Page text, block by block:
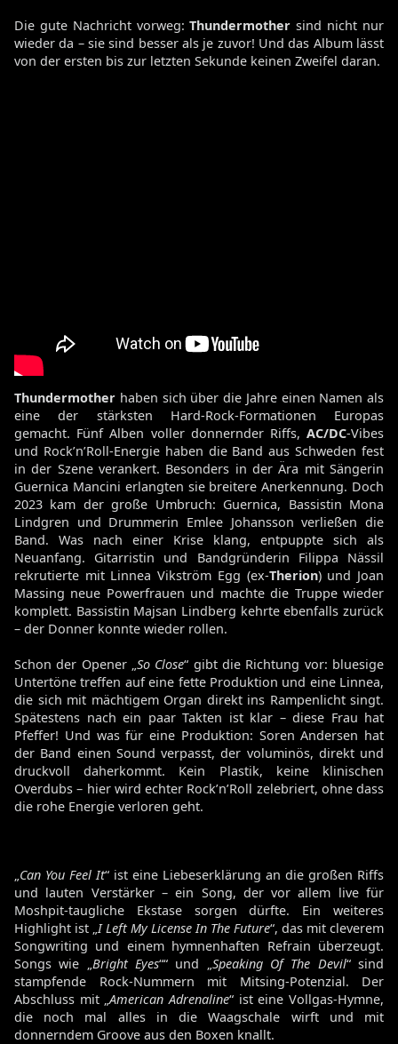
Die gute Nachricht vorweg:Thundermother sind nicht nur
wieder da – sie sind besser als je zuvor! Und das Album lässt
von der ersten bis zur letzten Sekunde keinen Zweifel daran.
Thundermother haben sich über die Jahre einen Namen als
eine der stärksten Hard-Rock-Formationen Europas
gemacht. Fünf Alben voller donnernder Riffs, AC/DC-Vibes
und Rock’n’Roll-Energie haben die Band aus Schweden fest
in der Szene verankert. Besonders in der Ära mit Sängerin
Guernica Mancini erlangten sie breitere Anerkennung. Doch
2023 kam der große Umbruch: Guernica, Bassistin Mona
Lindgren und Drummerin Emlee Johansson verließen die
Band. Was nach einer Krise klang, entpuppte sich als
Neuanfang. Gitarristin und Bandgründerin Filippa Nässil
rekrutierte mit Linnea Vikström Egg (ex-Therion) und Joan
Massing neue Powerfrauen und machte die Truppe wieder
komplett. Bassistin Majsan Lindberg kehrte ebenfalls zurück
– der Donner konnte wieder rollen.
Schon der Opener „So Close“ gibt die Richtung vor: bluesige
Untertöne treffen auf eine fette Produktion und eine Linnea,
die sich mit mächtigem Organ direkt ins Rampenlicht singt.
Spätestens nach ein paar Takten ist klar – diese Frau hat
Pfeffer! Und was für eine Produktion: Soren Andersen hat
der Band einen Sound verpasst, der voluminös, direkt und
druckvoll daherkommt. Kein Plastik, keine klinischen
Overdubs – hier wird echter Rock’n’Roll zelebriert, ohne dass
die rohe Energie verloren geht.
Can You Feel It“ ist eine Liebeserklärung an die großen Riffs
und lauten Verstärker – ein Song, der vor allem live für
Moshpit-taugliche Ekstase sorgen dürfte. Ein weiteres
Highlight ist „ I Left My License In The Future“, das mit cleverem
Songwriting und einem hymnenhaften Refrain überzeugt.
Songs wie „ Bright Eyes““ und „ Speaking Of The Devil“ sind
stampfende Rock-Nummern mit Mitsing-Potenzial. Der
Abschluss mit „American Adrenaline“ ist eine Vollgas-Hymne,
die noch mal alles in die Waagschale wirft und mit
donnerndem Groove aus den Boxen knallt.